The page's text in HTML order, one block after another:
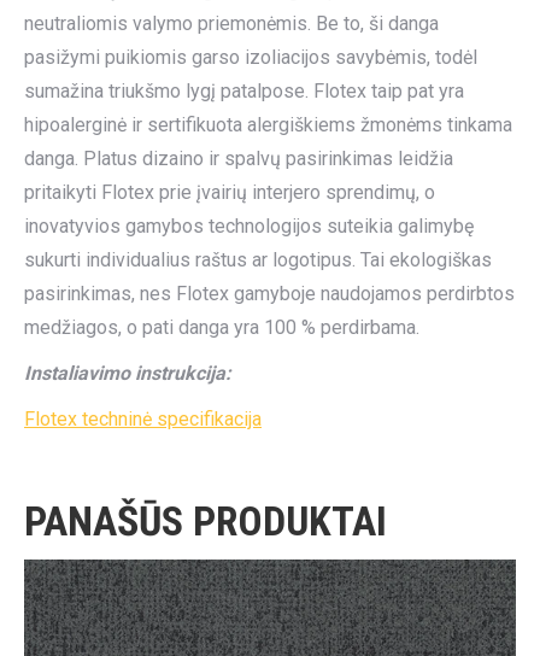
neutraliomis valymo priemonėmis. Be to, ši danga
pasižymi puikiomis garso izoliacijos savybėmis, todėl
sumažina triukšmo lygį patalpose. Flotex taip pat yra
hipoalerginė ir sertifikuota alergiškiems žmonėms tinkama
danga. Platus dizaino ir spalvų pasirinkimas leidžia
pritaikyti Flotex prie įvairių interjero sprendimų, o
inovatyvios gamybos technologijos suteikia galimybę
sukurti individualius raštus ar logotipus. Tai ekologiškas
pasirinkimas, nes Flotex gamyboje naudojamos perdirbtos
medžiagos, o pati danga yra 100 % perdirbama.
Instaliavimo instrukcija:
Flotex techninė specifikacija
PANAŠŪS PRODUKTAI